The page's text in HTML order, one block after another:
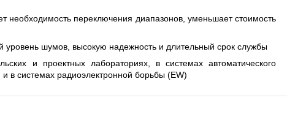
необходимость переключения диапазонов, уменьшает стоимость
уровень шумов, высокую надежность и длительный срок службы
и проектных лабораториях, в системах автоматического
в системах радиоэлектронной борьбы (EW)